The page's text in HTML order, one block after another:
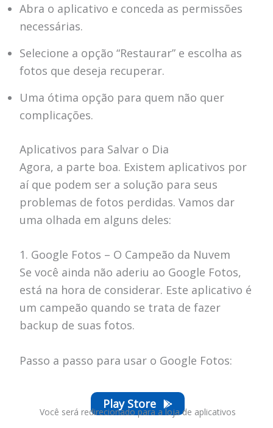
Abra o aplicativo e conceda as permissões
necessárias.
Selecione a opção “Restaurar” e escolha as
fotos que deseja recuperar.
Uma ótima opção para quem não quer
complicações.
Aplicativos para Salvar o Dia
Agora, a parte boa. Existem aplicativos por
aí que podem ser a solução para seus
problemas de fotos perdidas. Vamos dar
uma olhada em alguns deles:
1. Google Fotos – O Campeão da Nuvem
Se você ainda não aderiu ao Google Fotos,
está na hora de considerar. Este aplicativo é
um campeão quando se trata de fazer
backup de suas fotos.
Passo a passo para usar o Google Fotos:
Play Store
Você será redirecionado para a loja de aplicativos